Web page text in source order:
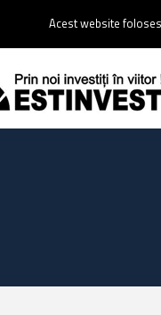
0237 238 900 |Email :
Acest website